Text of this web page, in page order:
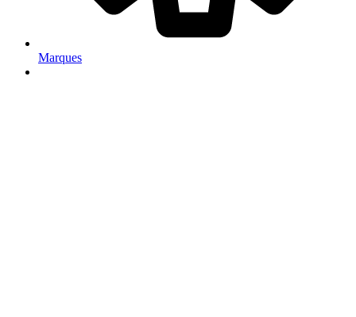
Marques